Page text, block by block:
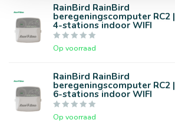
RainBird RainBird
beregeningscomputer RC2 |
4-stations indoor WIFI
Op voorraad
RainBird RainBird
beregeningscomputer RC2 |
6-stations indoor WIFI
Op voorraad